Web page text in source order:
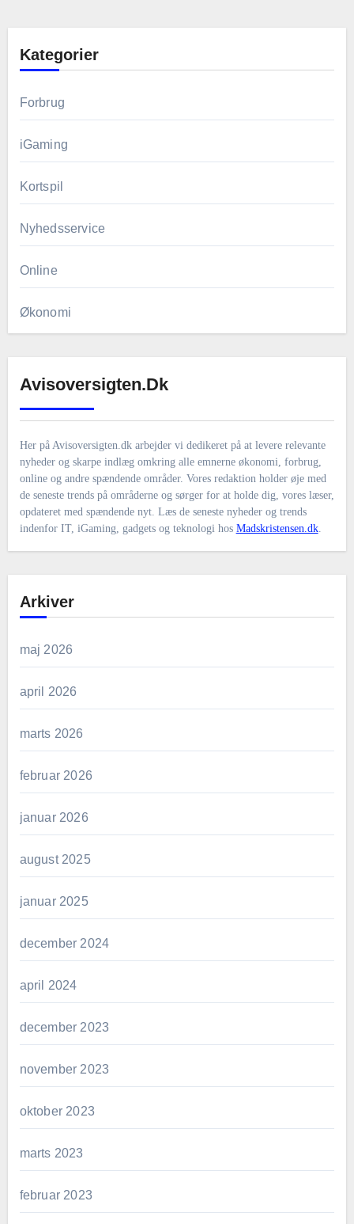
Kategorier
Forbrug
iGaming
Kortspil
Nyhedsservice
Online
Økonomi
Avisoversigten.dk
Her på Avisoversigten.dk arbejder vi dedikeret på at levere relevante
nyheder og skarpe indlæg omkring alle emnerne økonomi, forbrug,
online og andre spændende områder. Vores redaktion holder øje med
de seneste trends på områderne og sørger for at holde dig, vores læser,
opdateret med spændende nyt. Læs de seneste nyheder og trends
indenfor IT, iGaming, gadgets og teknologi hos Madskristensen.dk.
Arkiver
maj 2026
april 2026
marts 2026
februar 2026
januar 2026
august 2025
januar 2025
december 2024
april 2024
december 2023
november 2023
oktober 2023
marts 2023
februar 2023